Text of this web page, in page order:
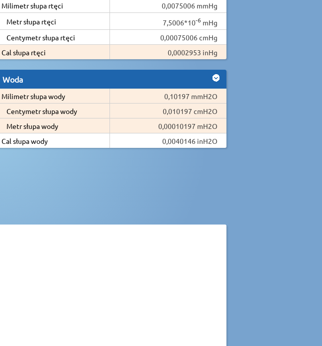
Milimetr słupa rtęci
0,0075006 mmHg
Metr słupa rtęci
7,5006*10-6 mHg
Centymetr słupa rtęci
0,00075006 cmHg
Cal słupa rtęci
0,0002953 inHg
Woda
Milimetr słupa wody
0,10197 mmH2O
Centymetr słupa wody
0,010197 cmH2O
Metr słupa wody
0,00010197 mH2O
Cal słupa wody
0,0040146 inH2O